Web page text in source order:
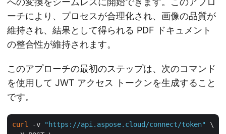
ーチにより、プロセスが合理化され、画像の品質が
維持され、結果として得られる PDF ドキュメント
の整合性が維持されます。
このアプローチの最初のステップは、次のコマンド
を使用して JWT アクセス トークンを生成すること
です。
curl -v "https://api.aspose.cloud/connect/token"
\